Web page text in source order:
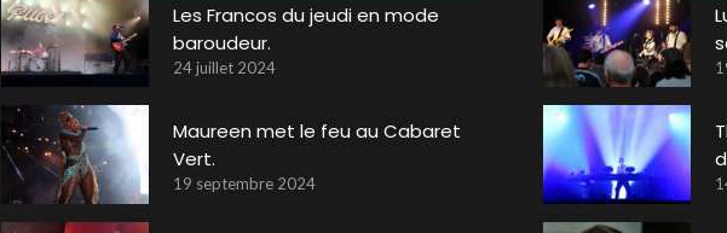
Les Francos du jeudi en mode
baroudeur.
24 juillet 2024
Maureen met le feu au Cabaret
Vert.
19 septembre 2024